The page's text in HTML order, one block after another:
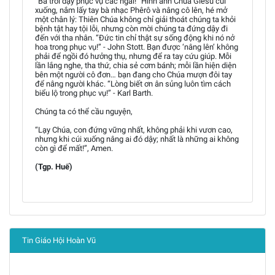
xuống, nắm lấy tay bà nhạc Phêrô và nâng cô lên, hé mở
một chân lý: Thiên Chúa không chỉ giải thoát chúng ta khỏi
bệnh tật hay tội lỗi, nhưng còn mời chúng ta đứng dậy đi
đến với tha nhân. “Đức tin chỉ thật sự sống động khi nó nở
hoa trong phục vụ!” - John Stott. Bạn được ‘nâng lên’ không
phải để ngồi đó hưởng thụ, nhưng để ra tay cứu giúp. Mỗi
lần lắng nghe, tha thứ, chia sẻ cơm bánh; mỗi lần hiện diện
bên một người cô đơn… bạn đang cho Chúa mượn đôi tay
để nâng người khác. “Lòng biết ơn ân sủng luôn tìm cách
biểu lộ trong phục vụ!” - Karl Barth.
Chúng ta có thể cầu nguyện,
“Lạy Chúa, con đứng vững nhất, không phải khi vươn cao,
nhưng khi cúi xuống nâng ai đó dậy; nhất là những ai không
còn gì để mất!”, Amen.
(Tgp. Huế)
Tin Giáo Hội Hoàn Vũ